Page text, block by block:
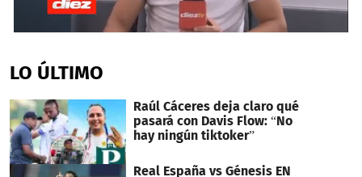
of
6
14
seconds
LO ÚLTIMO
Raúl Cáceres deja claro qué
pasará con Davis Flow: “No
hay ningún tiktoker”
Real España vs Génesis EN